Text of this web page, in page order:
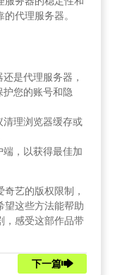
代理服务器。
是代理服务器，
您的账号和隐
理浏览器缓存或
，以获得最佳加
艺的版权限制，
望这些方法能帮助
，感受这部作品带
下一篇